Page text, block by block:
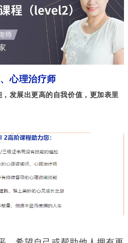
心理治疗师
发展出更高的自我价值，更加表里